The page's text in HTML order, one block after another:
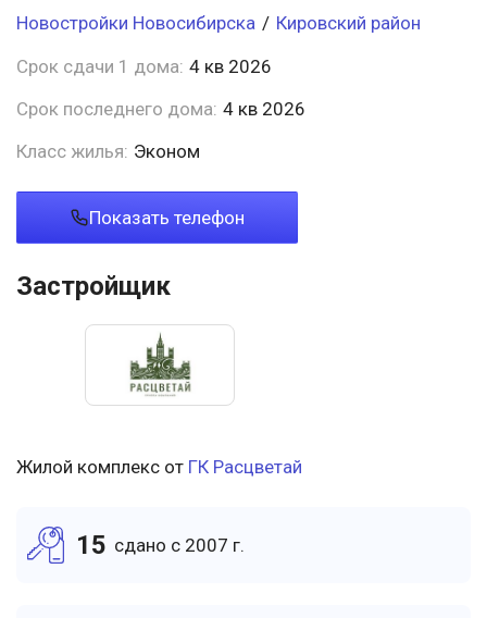
Новостройки Новосибирска / Кировский район
Срок сдачи 1 дома: 4 кв 2026
Срок последнего дома: 4 кв 2026
Класс жилья: Эконом
Показать телефон
Застройщик
Жилой комплекс от ГК Расцветай
15 cдано c 2007 г.